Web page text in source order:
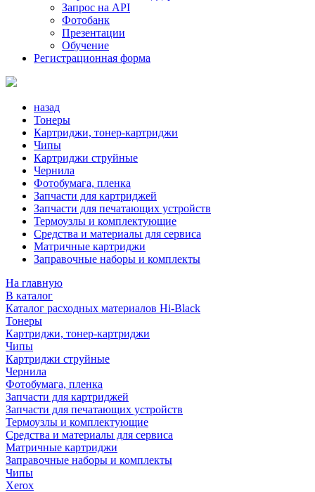
Запрос на API
Фотобанк
Презентации
Обучение
Регистрационная форма
назад
Тонеры
Картриджи, тонер-картриджи
Чипы
Картриджи струйные
Чернила
Фотобумага, пленка
Запчасти для картриджей
Запчасти для печатающих устройств
Термоузлы и комплектующие
Средства и материалы для сервиса
Матричные картриджи
Заправочные наборы и комплекты
На главную
В каталог
Каталог расходных материалов Hi-Black
Тонеры
Картриджи, тонер-картриджи
Чипы
Картриджи струйные
Чернила
Фотобумага, пленка
Запчасти для картриджей
Запчасти для печатающих устройств
Термоузлы и комплектующие
Средства и материалы для сервиса
Матричные картриджи
Заправочные наборы и комплекты
Чипы
Xerox